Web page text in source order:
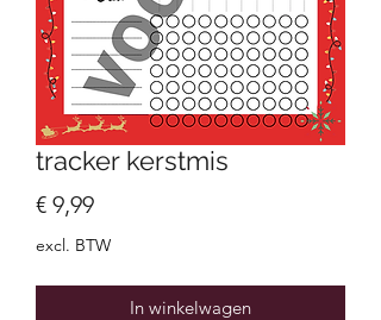
tracker kerstmis
€ 9,99Prijs
excl. BTW
In winkelwagen